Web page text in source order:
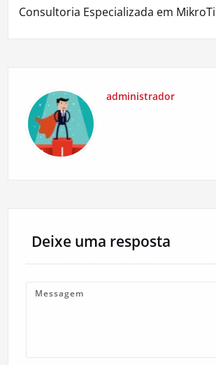
Consultoria Especializada em
administrador
Deixe uma resposta